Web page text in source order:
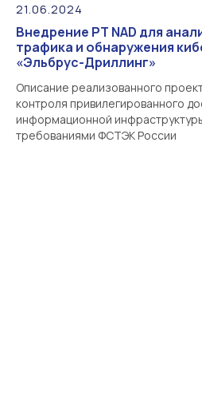
21.06.2024
Внедрение PT NAD для
трафика и обнаружения
«Эльбрус-Дриллинг»
Описание реализованного
контроля привилегированного
информационной
требованиями ФСТЭК России